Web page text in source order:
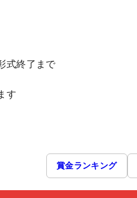
式終了まで
す
賞金ランキング